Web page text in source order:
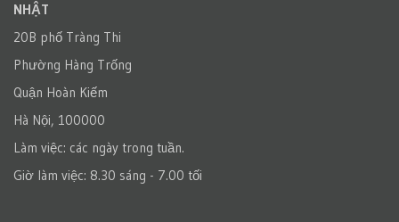
NHẬT
20B phố Tràng Thi
Phường Hàng Trống
Quận Hoàn Kiếm
Hà Nội, 100000
Làm việc: các ngày trong tuần.
Giờ làm việc: 8.30 sáng - 7.00 tối